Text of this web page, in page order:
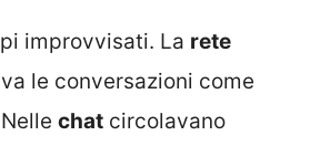
improvvisati. La rete
le conversazioni come
chat circolavano